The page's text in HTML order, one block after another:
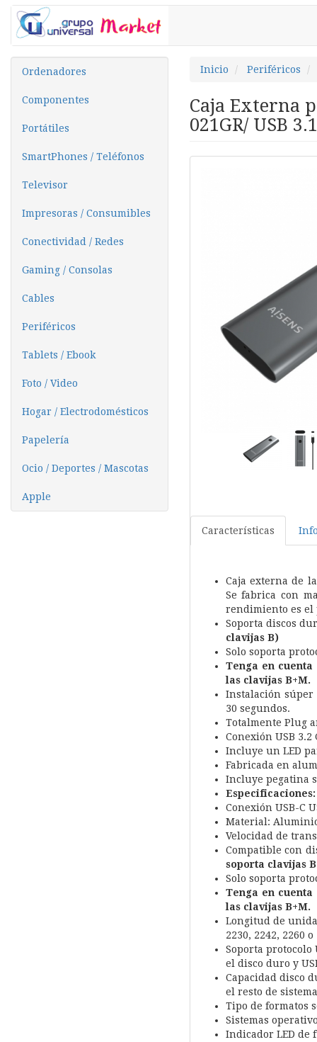
Ordenadores
Componentes
Portátiles
SmartPhones / Teléfonos
Televisor
Impresoras / Consumibles
Conectividad / Redes
Gaming / Consolas
Cables
Periféricos
Tablets / Ebook
Foto / Video
Hogar / Electrodomésticos
Papelería
Ocio / Deportes / Mascotas
Apple
Inicio Periféricos
Caja Externa
021GR/ USB
Características
Caja externa de
Se fabrica con
rendimiento es el
Soporta discos
clavijas B)
Solo soporta
Tenga en cuenta
las clavijas B+M.
Instalación
30 segundos.
Totalmente Plug
Conexión USB
Incluye un LED
Fabricada en
Incluye pegatina
Especificaciones:
Conexión USB-C
Material:
Velocidad de
Compatible con
soporta clavijas
Solo soporta
Tenga en cuenta
las clavijas B+M.
Longitud de
2230, 2242, 2260 o
Soporta
el disco duro y
Capacidad disco
el resto de
Tipo de formatos
Sistemas
Indicador LED de